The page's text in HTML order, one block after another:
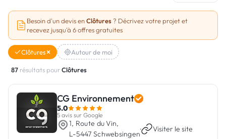
Réalisations
Aides et subventions
Vous êtes un Artisan ?
Besoin d'un devis enClôtures ? Décrivez votre projet et
recevez jusqu'à 6 offres gratuites
Clôtures Autour de moi
87 résultats pourClôtures
CG Environnement
5.0
5 avis sur Google
1, Route du Vin,
L-5447 Schwebsingen
· Visiter le site